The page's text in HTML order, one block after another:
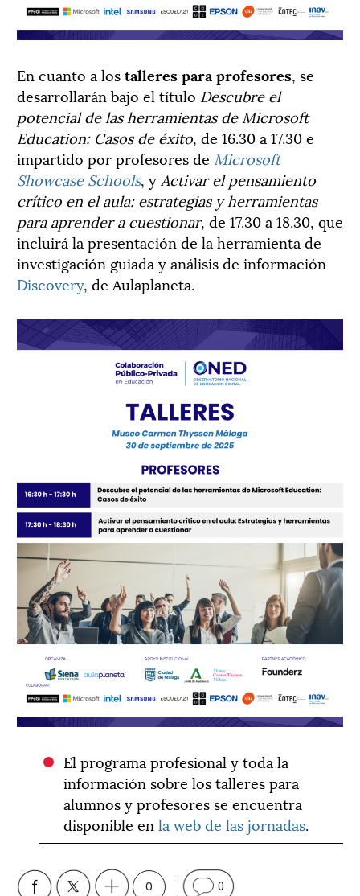
En cuanto a lostalleres para profesores, se
desarrollarán bajo el título Descubre el
potencial de las herramientas de Microsoft
Education: Casos de éxito, de 16.30 a 17.30 e
impartido por profesores de Microsoft
Showcase Schools, y Activar el pensamiento
crítico en el aula: estrategias y herramientas
para aprender a cuestionar, de 17.30 a 18.30, que
incluirá la presentación de la herramienta de
investigación guiada y análisis de información
Discovery, de Aulaplaneta.
El programa profesional y toda la
información sobre los talleres para
alumnos y profesores se encuentra
disponible enla web de las jornadas.
0 0